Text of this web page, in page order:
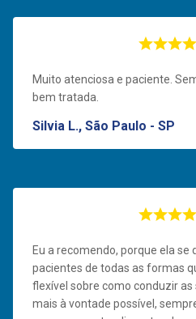
Muito atenciosa e paciente.
bem tratada.
Silvia L., São Paulo - SP
Eu a recomendo, porque ela se
pacientes de todas as formas
flexível sobre como conduzir as
mais à vontade possível,